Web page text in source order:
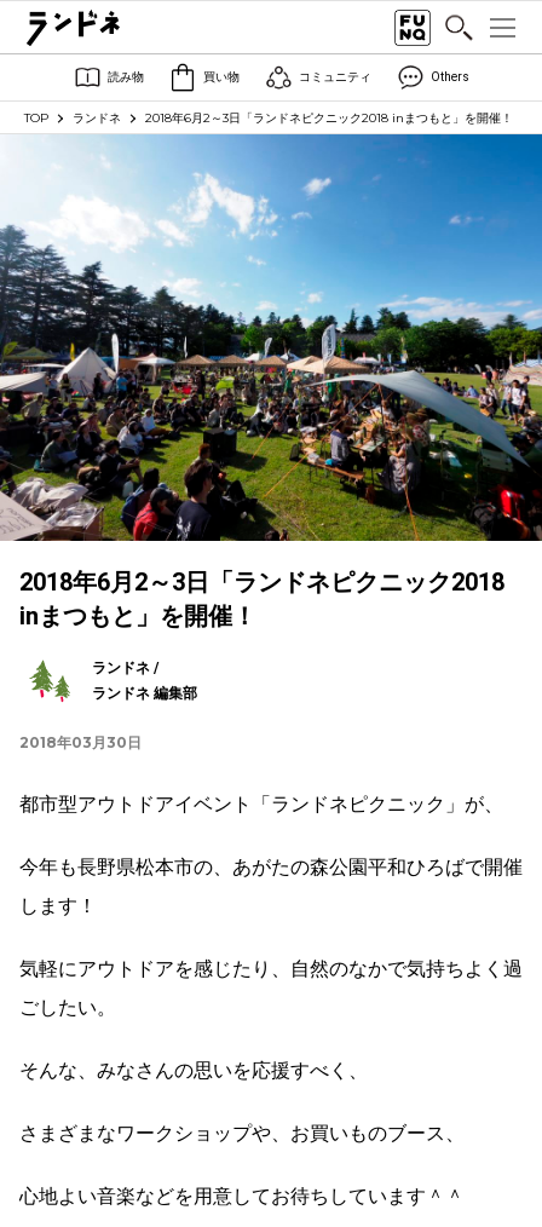
読み物 買い物 コミュニティ Others
TOP ランドネ 2018年6月2～3日「ランドネピクニック2018 inまつもと」を開催！
2018年6月2～3日「ランドネピクニック2018
inまつもと」を開催！
ランドネ /
ランドネ 編集部
2018年03月30日
都市型アウトドアイベント「ランドネピクニック」が、
今年も長野県松本市の、あがたの森公園平和ひろばで開催
します！
気軽にアウトドアを感じたり、自然のなかで気持ちよく過
ごしたい。
そんな、みなさんの思いを応援すべく、
さまざまなワークショップや、お買いものブース、
心地よい音楽などを用意してお待ちしています＾＾